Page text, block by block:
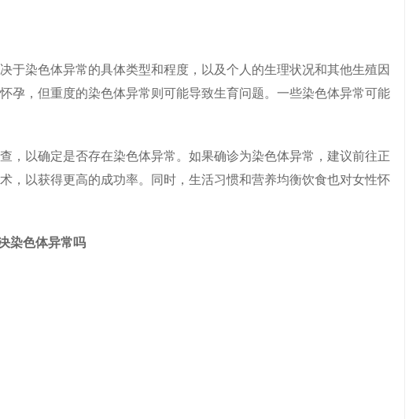
于染色体异常的具体类型和程度，以及个人的生理状况和其他生殖因
孕，但重度的染色体异常则可能导致生育问题。一些染色体异常可能
，以确定是否存在染色体异常。如果确诊为染色体异常，建议前往正
，以获得更高的成功率。同时，生活习惯和营养均衡饮食也对女性怀